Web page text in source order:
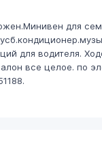
для
для водителя.
все целое. по